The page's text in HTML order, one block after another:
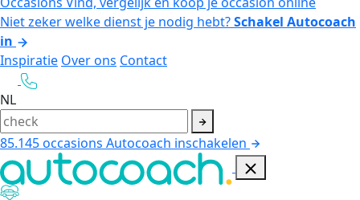
Niet zeker welke dienst je nodig hebt?Schakel Autocoach
in
Inspiratie Over ons Contact
NL
85.145occasions Autocoach inschakelen